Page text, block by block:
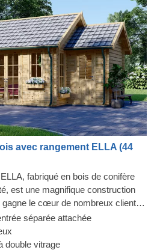
avec rangement ELLA (44
fabriqué en bois de conifère
est une magnifique construction
le cœur de nombreux clients.
et fiable, cette structure
de nombreuses années de
L'un des principaux éléments
séparée attachée
double vitrage